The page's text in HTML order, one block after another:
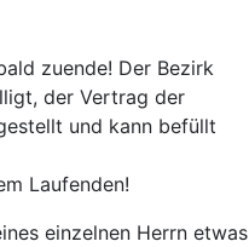
zuende! Der Bezirk
der Vertrag der
und kann befüllt
Laufenden!
einzelnen Herrn etwas